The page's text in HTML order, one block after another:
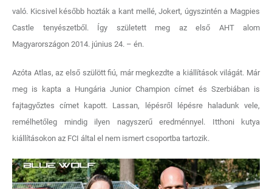
való. Kicsivel később hozták a kant mellé, Jokert, úgyszintén a Magpies
Castle tenyészetből. Így született meg az első AHT alom
Magyarországon 2014. június 24. – én.
Azóta Atlas, az első szülött fiú, már megkezdte a kiállítások világát. Már
meg is kapta a Hungária Junior Champion címet és Szerbiában is
fajtagyőztes címet kapott. Lassan, lépésről lépésre haladunk vele,
remélhetőleg mindig ilyen nagyszerű eredménnyel. Itthoni kutya
kiállításokon az FCI által el nem ismert csoportba tartozik.